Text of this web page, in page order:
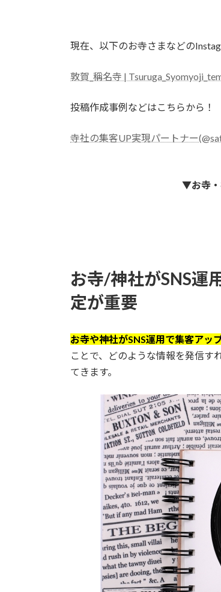
現在、以下のお寺さまなどの
敦賀_稱名寺 |
投稿作成事例などはこちらから！
寺社の集客UP実現パートナー
▼お寺・
お寺/神社がSNS運
定が重要
お寺や神社がSNS運用で集客アッ
ことで、どのような情報を発信す
てきます。